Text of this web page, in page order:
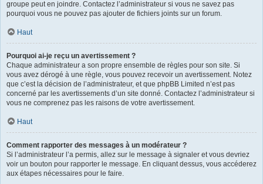
groupe peut en joindre. Contactez l’administrateur si vous ne savez pas
pourquoi vous ne pouvez pas ajouter de fichiers joints sur un forum.
Haut
Pourquoi ai-je reçu un avertissement ?
Chaque administrateur a son propre ensemble de règles pour son site. Si
vous avez dérogé à une règle, vous pouvez recevoir un avertissement. Notez
que c’est la décision de l’administrateur, et que phpBB Limited n’est pas
concerné par les avertissements d’un site donné. Contactez l’administrateur si
vous ne comprenez pas les raisons de votre avertissement.
Haut
Comment rapporter des messages à un modérateur ?
Si l’administrateur l’a permis, allez sur le message à signaler et vous devriez
voir un bouton pour rapporter le message. En cliquant dessus, vous accéderez
aux étapes nécessaires pour le faire.